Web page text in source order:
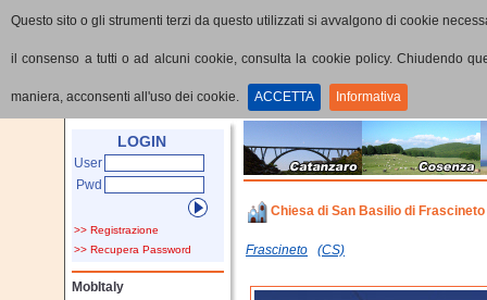
Questo sito o gli strumenti terzi da questo utilizzati si avvalgono di cookie
il consenso a tutti o ad alcuni cookie, consulta la cookie policy. Chiudendo
maniera, acconsenti all'uso dei cookie. ACCETTA Informativa
Dettaglio PoI
LOGIN
User
Pwd
>> Registrazione
>> Recupera Password
MobItaly
Chiesa di San Basilio di Frascineto
Frascineto (CS)